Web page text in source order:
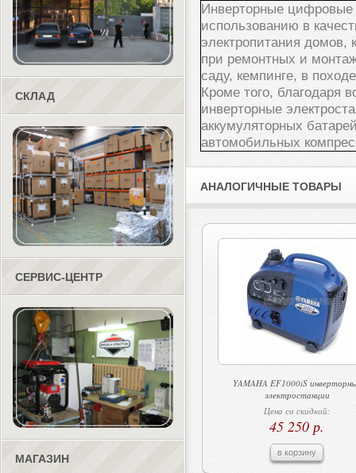
СКЛАД
СЕРВИС-ЦЕНТР
МАГАЗИН
Инверторные цифровые
использованию в
электропитания домов,
при ремонтных и
саду, кемпинге, в
Кроме того, благодаря
инверторные
аккумуляторных
автомобильных
АНАЛОГИЧНЫЕ ТОВАРЫ
YAMAHA EF1000iS
электростанции
Цена со скидкой:
45 250 р.
в корзину